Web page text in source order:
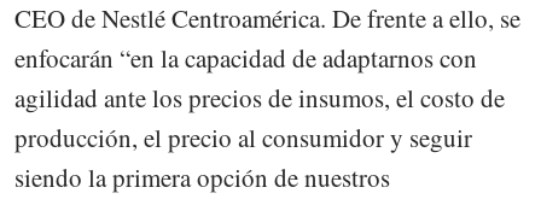
CEO de Nestlé Centroamérica. De frente a ello, se
enfocarán “en la capacidad de adaptarnos con
agilidad ante los precios de insumos, el costo de
producción, el precio al consumidor y seguir
siendo la primera opción de nuestros